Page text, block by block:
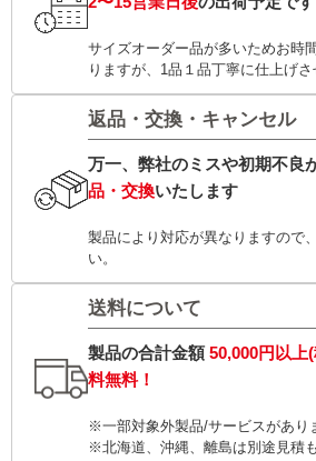
サイズオーダー品が多いためお時
りますが、1品１品丁寧に仕上げさ
返品・交換・キャンセル
万一、弊社のミスや初期不良
品・交換いたします
製品により対応が異なりますので
い。
送料について
製品の合計金額50,000円以上
料無料！
※一部対象外製品/サービスがあり
※北海道、沖縄、離島は別途見積